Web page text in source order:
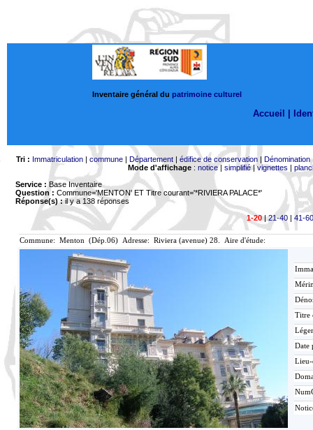
Inventaire général du patrimoine culturel
Accueil |
Tri : Immatriculation| commune| Département| édifice de conservation| Dénomination
Mode d'affichage: notice| simplifié|vignettes |
Service : Base Inventaire
Question : Commune='MENTON' ET Titre courant='*RIVIERA PALACE*'
Réponse(s) :il y a 138 réponses
1-20|21-40 | 41-60
Commune: Menton (Dép.06) Adresse: Riviera (avenue) 28. Aire d'étude:
Titre
Date